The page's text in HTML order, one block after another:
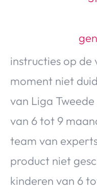
Food & Drinks Health
instructies op
moment niet
van Liga
van 6 tot 9
team van
product niet
kinderen van 6